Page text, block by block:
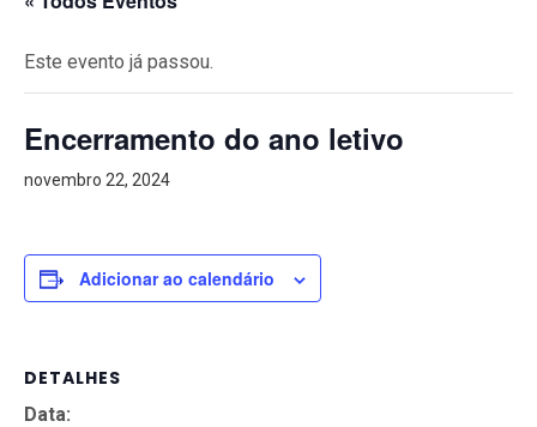
Este evento já passou.
Encerramento do ano letivo
novembro 22, 2024
Adicionar ao calendário
DETALHES
Data: